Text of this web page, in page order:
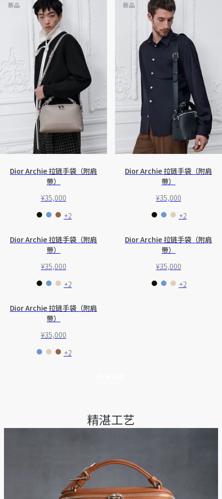
新品
Dior Archie 拉链手袋（附肩
带）
¥35,000
+2
新品
Dior Archie 拉链手袋（附肩
带）
¥35,000
+2
Dior Archie 拉链手袋（附肩
带）
¥35,000
+2
Dior Archie 拉链手袋（附肩
带）
¥35,000
+2
Dior Archie 拉链手袋（附肩
带）
¥35,000
+2
精湛工艺